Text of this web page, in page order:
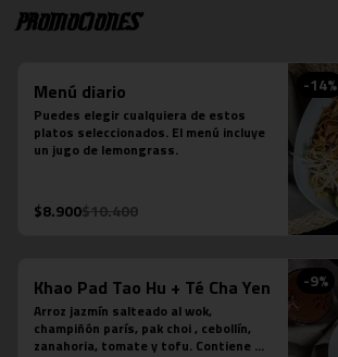
Promociones
-14%
Menú diario
Puedes elegir cualquiera de estos
platos seleccionados. El menú incluye
un jugo de lemongrass.
$8.900$10.400
-9%
Khao Pad Tao Hu + Té Cha Yen
Arroz jazmín salteado al wok,
champiñón parís, pak choi , cebollín,
zanahoria, tomate y tofu. Contiene